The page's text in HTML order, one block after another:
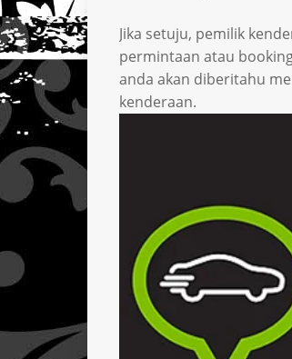
Jika setuju, pemilik
permintaan atau
anda akan diberitahu
kenderaan.